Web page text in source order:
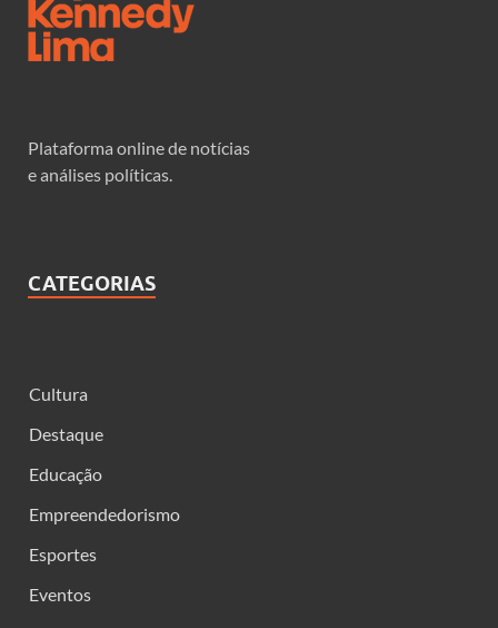
Plataforma online de notícias
e análises políticas.
CATEGORIAS
Cultura
Destaque
Educação
Empreendedorismo
Esportes
Eventos